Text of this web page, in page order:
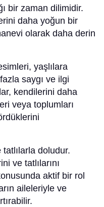
bir zaman dilimidir.
daha yoğun bir
olarak daha derin
yaşlılara
saygı ve ilgi
kendilerini daha
veya toplumları
doludur.
ve tatlılarını
aktif bir rol
aileleriyle ve